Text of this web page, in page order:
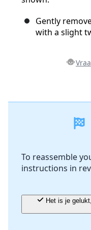
Gently
with a slight
Voeg
To reassemble
instructions in